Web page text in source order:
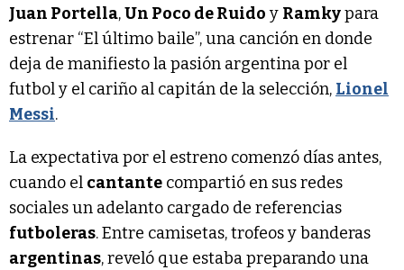
Juan Portella,Un Poco de Ruido y Ramkypara
estrenar “El último baile”, una canción en donde
deja de manifiesto la pasión argentina por el
futbol y el cariño al capitán de la selección, Lionel
Messi.
La expectativa por el estreno comenzó días antes,
cuando el cantante compartió en sus redes
sociales un adelanto cargado de referencias
futboleras. Entre camisetas, trofeos y banderas
argentinas, reveló que estaba preparando una